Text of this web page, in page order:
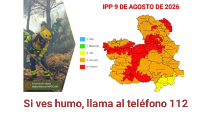
Si ves humo, llama al teléfono 112